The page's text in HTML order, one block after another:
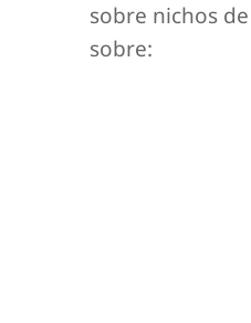
sobre nichos
sobre: